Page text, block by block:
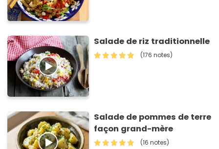
Salade de riz traditionnelle
(176 notes)
Salade de pommes de terre
façon grand-mère
(16 notes)